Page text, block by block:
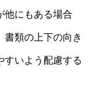
他にもある場合
書類の上下の向き
すいよう配慮する